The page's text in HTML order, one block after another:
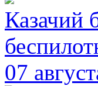
Казачий
07